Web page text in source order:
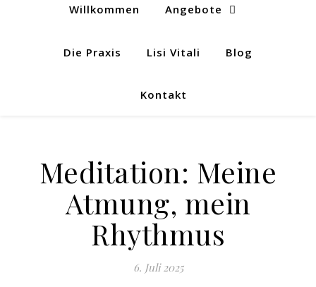
Willkommen Angebote
Die Praxis Lisi Vitali Blog
Kontakt
Meditation: Meine
Atmung, mein
Rhythmus
6. Juli 2025